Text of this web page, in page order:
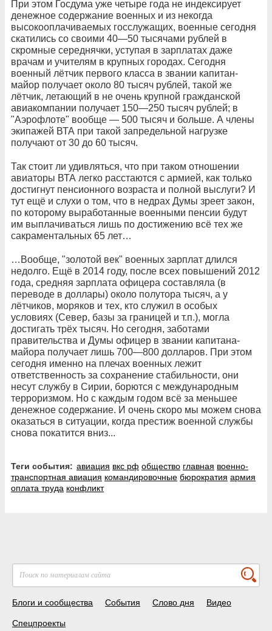
При этом Госдума уже четыре года не индексирует
денежное содержание военных и из некогда
высокооплачиваемых госслужащих, военные сегодня
скатились со своими 40—50 тысячами рублей в
скромные середнячки, уступая в зарплатах даже
врачам и учителям в крупных городах. Сегодня
военный лётчик первого класса в звании капитан-
майор получает около 80 тысяч рублей, такой же
лётчик, летающий в не очень крупной гражданской
авиакомпании получает 150—250 тысяч рублей; в
"Аэрофлоте" вообще — 500 тысяч и больше. А члены
экипажей ВТА при такой запредельной нагрузке
получают от 30 до 60 тысяч.
Так стоит ли удивляться, что при таком отношении
авиаторы ВТА легко расстаются с армией, как только
достигнут пенсионного возраста и полной выслуги? И
тут ещё и слухи о том, что в недрах Думы зреет закон,
по которому выработанные военными пенсии будут
им выплачиваться лишь по достижению всё тех же
сакраментальных 65 лет…
…Вообще, "золотой век" военных зарплат длился
недолго. Ещё в 2014 году, после всех повышений 2012
года, средняя зарплата офицера составляла (в
переводе в доллары) около полутора тысяч, а у
лётчиков, моряков и тех, кто служил в особых
условиях (Север, базы за границей и т.п.), могла
достигать трёх тысяч. Но сегодня, заботами
правительства и Думы офицер в звании капитана-
майора получает лишь 700—800 долларов. При этом
сегодня именно на плечах военных лежит
ответственность за сохранение стабильности, они
несут службу в Сирии, борются с международным
терроризмом. Но с каждым годом всё за меньшее
денежное содержание. И очень скоро мы можем снова
оказаться в ситуации, когда престиж военной службы
снова покатится вниз...
Теги события: авиация вкс рф общество главная военно-
транспортная авиация командировочные бюрократия армия
оплата труда конфликт
Блоги и сообщества События Слово дня Видео
Спецпроекты